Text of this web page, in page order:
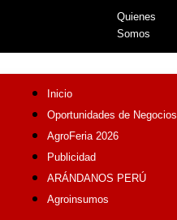
content
Quienes
Somos
Inicio
Oportunidades de Negocios
AgroFeria 2026
Publicidad
ARÁNDANOS PERÚ
Agroinsumos